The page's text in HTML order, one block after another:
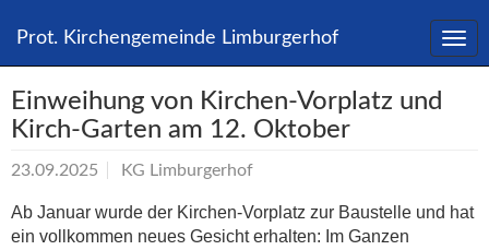
Prot. Kirchengemeinde Limburgerhof
zum
Einweihung von Kirchen-Vorplatz und
Kirch-Garten am 12. Oktober
23.09.2025 KG Limburgerhof
Ab Januar wurde der Kirchen-Vorplatz zur Baustelle und hat
ein vollkommen neues Gesicht erhalten: Im Ganzen